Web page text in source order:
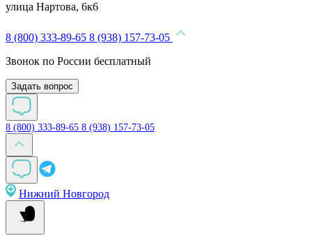
улица Нартова, 6к6
8 (800) 333-89-65 8 (938) 157-73-05
Звонок по России бесплатный
Задать вопрос
8 (800) 333-89-65 8 (938) 157-73-05
Нижний Новгород